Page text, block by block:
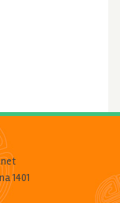
1401